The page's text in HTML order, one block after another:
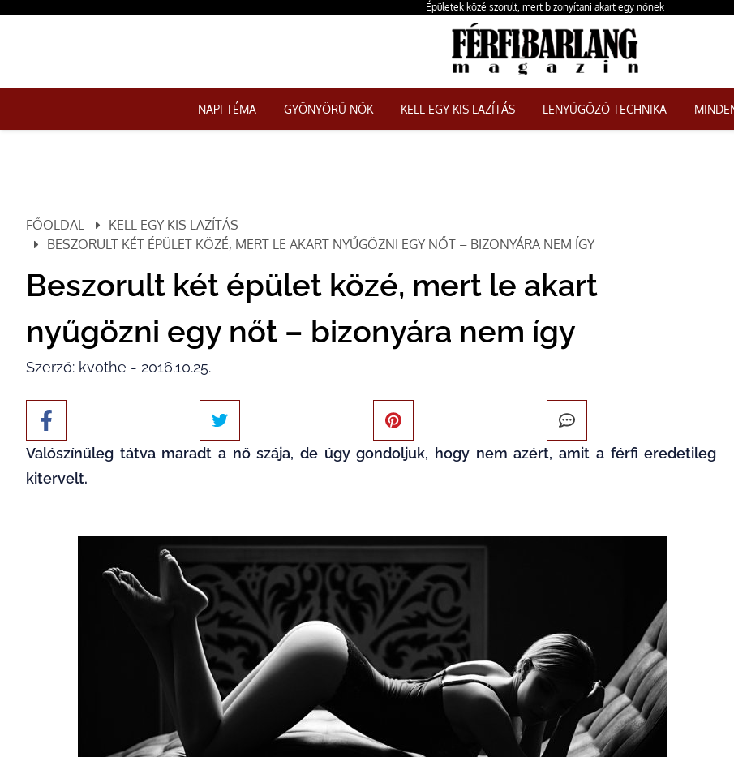
Épületek közé szorult, mert bizonyítani akart egy nőnek
NAPI TÉMA GYÖNYÖRŰ NŐK KELL EGY KIS LAZÍTÁS LENYŰGÖZŐ TECHNIKA
FŐOLDAL
KELL EGY KIS LAZÍTÁS
BESZORULT KÉT ÉPÜLET KÖZÉ, MERT LE AKART NYŰGÖZNI EGY NŐT – BIZONYÁRA NEM ÍGY
Beszorult két épület közé, mert le akart
nyűgözni egy nőt – bizonyára nem így
Szerző: kvothe - 2016.10.25.
Valószínűleg tátva maradt a nő szája, de úgy gondoljuk, hogy nem azért, amit a férfi eredetileg
kitervelt.